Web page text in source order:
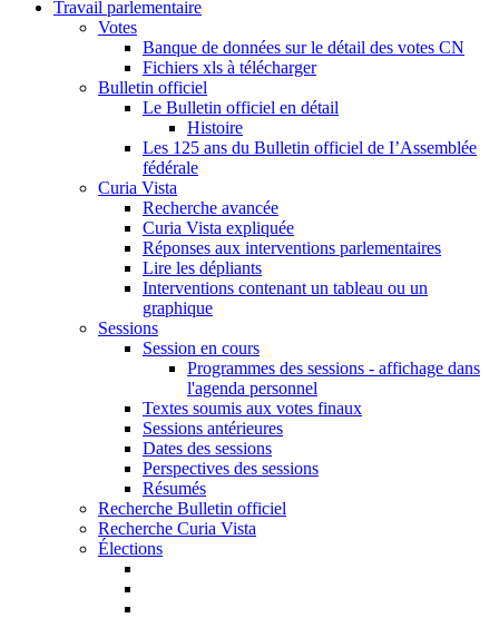
Travail parlementaire
Votes
Banque de données sur le détail des votes CN
Fichiers xls à télécharger
Bulletin officiel
Le Bulletin officiel en détail
Histoire
Les 125 ans du Bulletin officiel de I’Assemblée
fédérale
Curia Vista
Recherche avancée
Curia Vista expliquée
Réponses aux interventions parlementaires
Lire les dépliants
Interventions contenant un tableau ou un
graphique
Sessions
Session en cours
Programmes des sessions - affichage dans
l'agenda personnel
Textes soumis aux votes finaux
Sessions antérieures
Dates des sessions
Perspectives des sessions
Résumés
Recherche Bulletin officiel
Recherche Curia Vista
Élections